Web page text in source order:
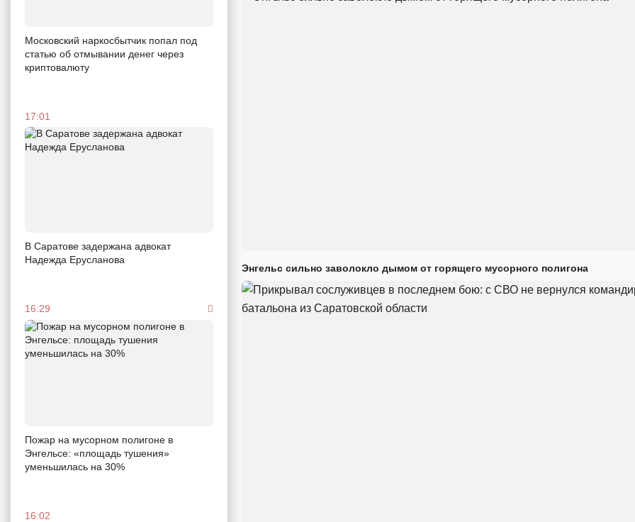
Московский наркосбытчик попал под
статью об отмывании денег через
криптовалюту
17:01
В Саратове задержана адвокат
Надежда Ерусланова
16:29
Пожар на мусорном полигоне в
Энгельсе: «площадь тушения»
уменьшилась на 30%
16:02
Энгельс сильно заволокло дымом от горящего мусорного полигона